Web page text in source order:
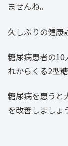
ませんね。
久しぶりの健康
糖尿病患者の
れからくる2型
糖尿病を患うと
を改善しましょ